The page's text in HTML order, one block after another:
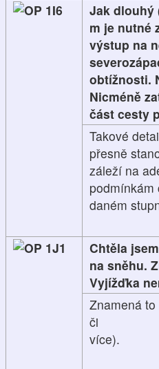
1I6
Jak dlouhý
m je nutné
výstup na
obtížnosti.
Nicméně
část cesty
Takové
přesně
záleží na
podmínkám
daném
1J1
Chtěla
na sněhu.
Vyjížďka
Znamená
či
více).